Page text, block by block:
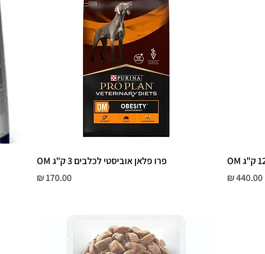
מחיר
פרו פלאן אוביסטי לכלבים 3 ק"ג OM
מחיר‏170.00 ‏₪